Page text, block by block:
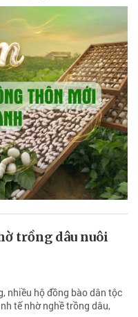
trồng dâu nuôi
nhiều hộ đồng bào dân tộc
tế nhờ nghề trồng dâu,